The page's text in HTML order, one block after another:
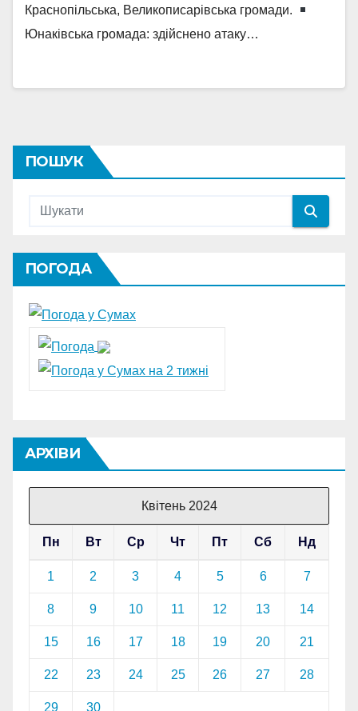
Краснопільська, Великописарівська громади.
Юнаківська громада: здійснено атаку…
ПОШУК
ПОГОДА
АРХІВИ
Квітень 2024
Пн Вт Ср Чт Пт Сб Нд
1 2 3 4 5 6 7
8 9 10 11 12 13 14
15 16 17 18 19 20 21
22 23 24 25 26 27 28
29 30